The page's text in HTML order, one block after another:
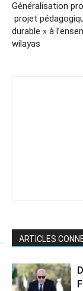
Généralisation
projet
durable » à
wilayas
ARTICLES